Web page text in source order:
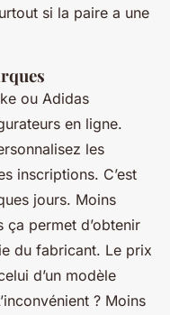
si la paire a une
ou Adidas
en ligne.
les
inscriptions. C’est
jours. Moins
permet d’obtenir
du fabricant. Le prix
d’un modèle
? Moins